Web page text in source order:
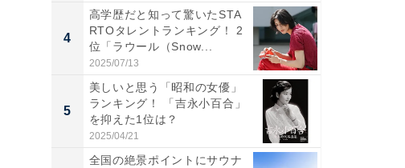
4
高学歴だと知って驚いたSTA
RTOタレントランキング！ 2
位「ラウール（Snow...
2025/07/13
5
美しいと思う「昭和の女優」
ランキング！ 「吉永小百合」
を抑えた1位は？
2025/04/21
全国の絶景ポイントにサウナ